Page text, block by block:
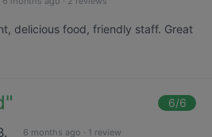
delicious food, friendly staff. Great
" 6/6
6 months ago · 1 review